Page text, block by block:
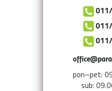
pon–pet:
sub: